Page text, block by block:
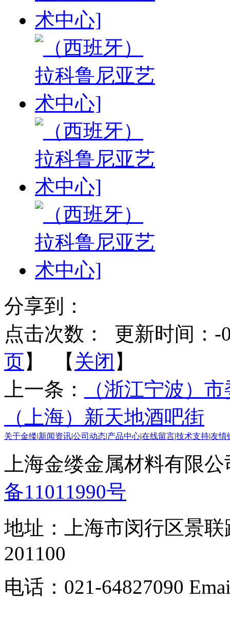
分享到：
点击次数：
更新时间：-
页】 【 关闭 】
上一条：
（浙江宁波）
（上海）新天地酒吧街
关于金缕|新闻资讯|公司动态|产品中心|在线留言|技术支持|友情
上海金缕金属材料有限
备11011990号
地址：上海市闵行区景
201100
电话：021-64827090